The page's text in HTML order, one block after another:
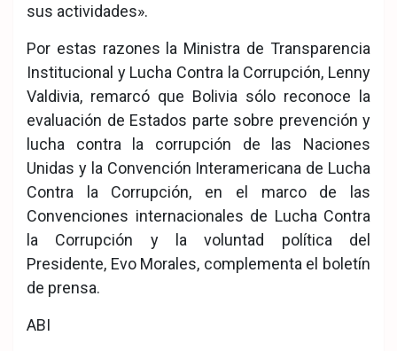
sus actividades».
Por estas razones la Ministra de Transparencia
Institucional y Lucha Contra la Corrupción, Lenny
Valdivia, remarcó que Bolivia sólo reconoce la
evaluación de Estados parte sobre prevención y
lucha contra la corrupción de las Naciones
Unidas y la Convención Interamericana de Lucha
Contra la Corrupción, en el marco de las
Convenciones internacionales de Lucha Contra
la Corrupción y la voluntad política del
Presidente, Evo Morales, complementa el boletín
de prensa.
ABI